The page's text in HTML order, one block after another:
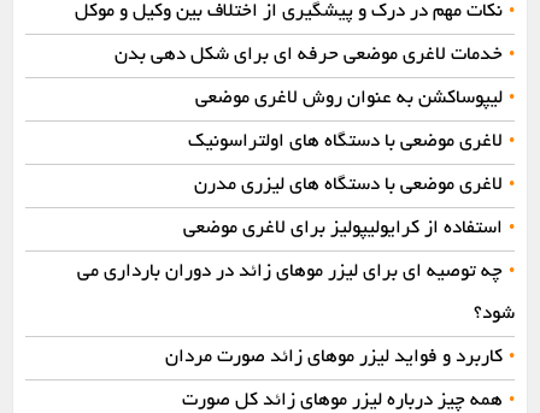
• نکات مهم در درک و پیشگیری از اختلاف بین وکیل و موکل
• خدمات لاغری موضعی حرفه‌ ای برای شکل دهی بدن
• لیپوساکشن به عنوان روش لاغری موضعی
• لاغری موضعی با دستگاه‌ های اولتراسونیک
• لاغری موضعی با دستگاه‌ های لیزری مدرن
• استفاده از کرایولیپولیز برای لاغری موضعی
• چه توصیه ای برای لیزر موهای زائد در دوران بارداری می
شود؟
• کاربرد و فواید لیزر موهای زائد صورت مردان
• همه چیز درباره لیزر موهای زائد کل صورت